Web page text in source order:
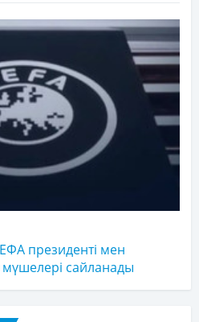
президенті мен
сайланады